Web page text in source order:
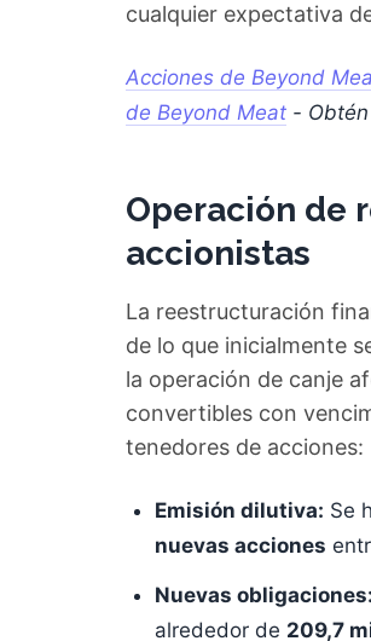
cualquier expectativa
Acciones de Beyond
de Beyond Meat -
Operación de
accionistas
La reestructuración
de lo que inicialmente
la operación de canje
convertibles con
tenedores de acciones:
Emisión dilutiva: Se
nuevas acciones
Nuevas obligaciones:
alrededor de 209,7